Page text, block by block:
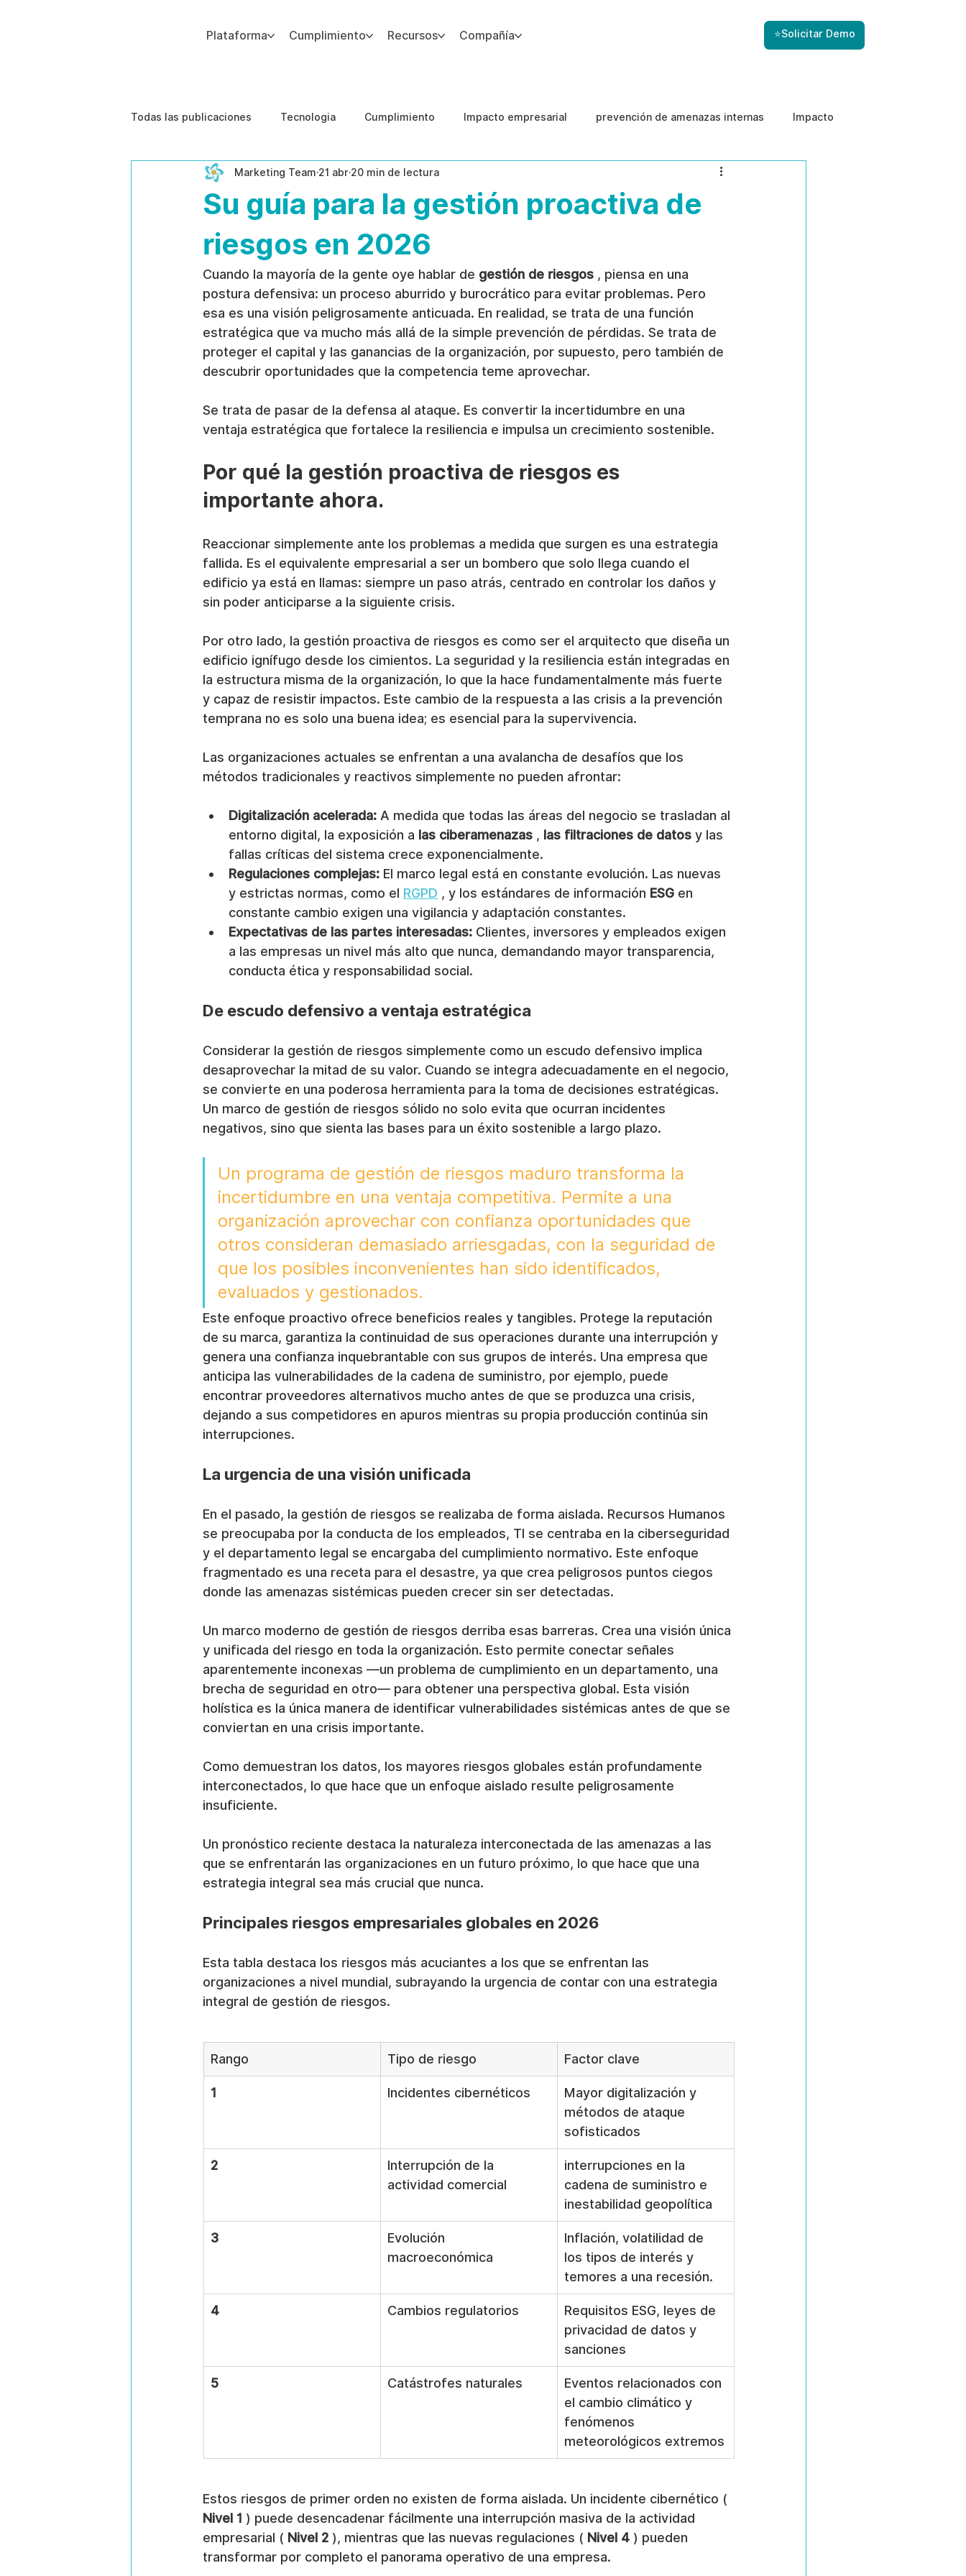
Plataforma Cumplimiento Recursos Compañía ⭐Solicitar Demo
Todas las publicaciones Tecnologia Cumplimiento Impacto empresarial prevención de amenazas internas Impacto
Estudios de caso Etica de IA Integridad del Capital Humano
Su guía para la gestión proactiva de
riesgos en 2026
Marketing Team 21 abr 20 min de lectura
Cuando la mayoría de la gente oye hablar de gestión de riesgos , piensa en una
postura defensiva: un proceso aburrido y burocrático para evitar problemas. Pero
esa es una visión peligrosamente anticuada. En realidad, se trata de una función
estratégica que va mucho más allá de la simple prevención de pérdidas. Se trata de
proteger el capital y las ganancias de la organización, por supuesto, pero también de
descubrir oportunidades que la competencia teme aprovechar.
Se trata de pasar de la defensa al ataque. Es convertir la incertidumbre en una
ventaja estratégica que fortalece la resiliencia e impulsa un crecimiento sostenible.
Por qué la gestión proactiva de riesgos es
importante ahora.
Reaccionar simplemente ante los problemas a medida que surgen es una estrategia
fallida. Es el equivalente empresarial a ser un bombero que solo llega cuando el
edificio ya está en llamas: siempre un paso atrás, centrado en controlar los daños y
sin poder anticiparse a la siguiente crisis.
Por otro lado, la gestión proactiva de riesgos es como ser el arquitecto que diseña un
edificio ignífugo desde los cimientos. La seguridad y la resiliencia están integradas en
la estructura misma de la organización, lo que la hace fundamentalmente más fuerte
y capaz de resistir impactos. Este cambio de la respuesta a las crisis a la prevención
temprana no es solo una buena idea; es esencial para la supervivencia.
Las organizaciones actuales se enfrentan a una avalancha de desafíos que los
métodos tradicionales y reactivos simplemente no pueden afrontar:
Digitalización acelerada: A medida que todas las áreas del negocio se trasladan al
entorno digital, la exposición a las ciberamenazas , las filtraciones de datos y las
fallas críticas del sistema crece exponencialmente.
Regulaciones complejas: El marco legal está en constante evolución. Las nuevas
y estrictas normas, como el RGPD , y los estándares de información ESG en
constante cambio exigen una vigilancia y adaptación constantes.
Expectativas de las partes interesadas: Clientes, inversores y empleados exigen
a las empresas un nivel más alto que nunca, demandando mayor transparencia,
conducta ética y responsabilidad social.
De escudo defensivo a ventaja estratégica
Considerar la gestión de riesgos simplemente como un escudo defensivo implica
desaprovechar la mitad de su valor. Cuando se integra adecuadamente en el negocio,
se convierte en una poderosa herramienta para la toma de decisiones estratégicas.
Un marco de gestión de riesgos sólido no solo evita que ocurran incidentes
negativos, sino que sienta las bases para un éxito sostenible a largo plazo.
Un programa de gestión de riesgos maduro transforma la
incertidumbre en una ventaja competitiva. Permite a una
organización aprovechar con confianza oportunidades que
otros consideran demasiado arriesgadas, con la seguridad de
que los posibles inconvenientes han sido identificados,
evaluados y gestionados.
Este enfoque proactivo ofrece beneficios reales y tangibles. Protege la reputación
de su marca, garantiza la continuidad de sus operaciones durante una interrupción y
genera una confianza inquebrantable con sus grupos de interés. Una empresa que
anticipa las vulnerabilidades de la cadena de suministro, por ejemplo, puede
encontrar proveedores alternativos mucho antes de que se produzca una crisis,
dejando a sus competidores en apuros mientras su propia producción continúa sin
interrupciones.
La urgencia de una visión unificada
En el pasado, la gestión de riesgos se realizaba de forma aislada. Recursos Humanos
se preocupaba por la conducta de los empleados, TI se centraba en la ciberseguridad
y el departamento legal se encargaba del cumplimiento normativo. Este enfoque
fragmentado es una receta para el desastre, ya que crea peligrosos puntos ciegos
donde las amenazas sistémicas pueden crecer sin ser detectadas.
Un marco moderno de gestión de riesgos derriba esas barreras. Crea una visión única
y unificada del riesgo en toda la organización. Esto permite conectar señales
aparentemente inconexas —un problema de cumplimiento en un departamento, una
brecha de seguridad en otro— para obtener una perspectiva global. Esta visión
holística es la única manera de identificar vulnerabilidades sistémicas antes de que se
conviertan en una crisis importante.
Como demuestran los datos, los mayores riesgos globales están profundamente
interconectados, lo que hace que un enfoque aislado resulte peligrosamente
insuficiente.
Un pronóstico reciente destaca la naturaleza interconectada de las amenazas a las
que se enfrentarán las organizaciones en un futuro próximo, lo que hace que una
estrategia integral sea más crucial que nunca.
Principales riesgos empresariales globales en 2026
Esta tabla destaca los riesgos más acuciantes a los que se enfrentan las
organizaciones a nivel mundial, subrayando la urgencia de contar con una estrategia
integral de gestión de riesgos.
Rango Tipo de riesgo Factor clave
1 Incidentes cibernéticos
Mayor digitalización y
métodos de ataque
sofisticados
2
Interrupción de la
actividad comercial
interrupciones en la
cadena de suministro e
inestabilidad geopolítica
3
Evolución
macroeconómica
Inflación, volatilidad de
los tipos de interés y
temores a una recesión.
4 Cambios regulatorios
Requisitos ESG, leyes de
privacidad de datos y
sanciones
5 Catástrofes naturales
Eventos relacionados con
el cambio climático y
fenómenos
meteorológicos extremos
Estos riesgos de primer orden no existen de forma aislada. Un incidente cibernético (
Nivel 1 ) puede desencadenar fácilmente una interrupción masiva de la actividad
empresarial ( Nivel 2 ), mientras que las nuevas regulaciones ( Nivel 4 ) pueden
transformar por completo el panorama operativo de una empresa.